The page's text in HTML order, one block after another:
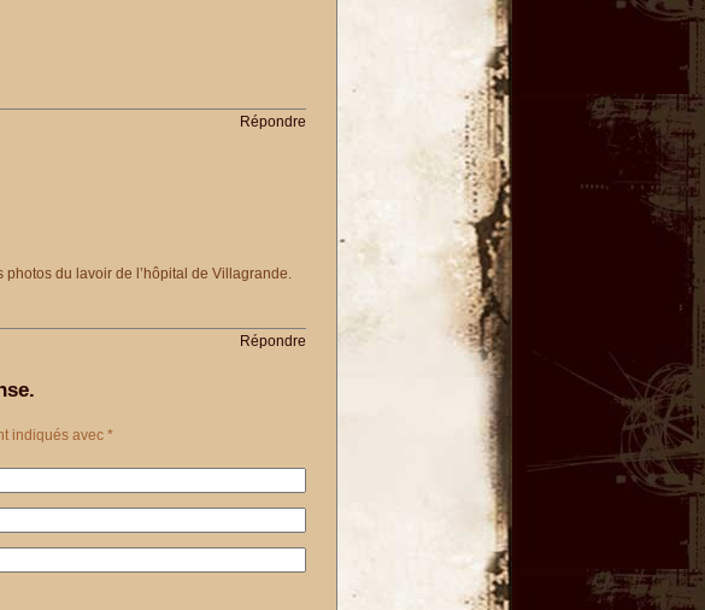
Répondre
du lavoir de l’hôpital de Villagrande.
Répondre
indiqués avec *